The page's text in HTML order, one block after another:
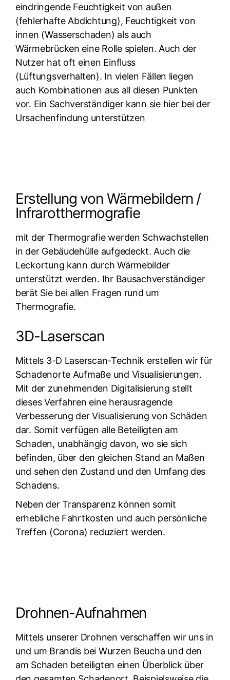
eindringende Feuchtigkeit von außen
(fehlerhafte Abdichtung), Feuchtigkeit von
innen (Wasserschaden) als auch
Wärmebrücken eine Rolle spielen. Auch der
Nutzer hat oft einen Einfluss
(Lüftungsverhalten). In vielen Fällen liegen
auch Kombinationen aus all diesen Punkten
vor. Ein Sachverständiger kann sie hier bei der
Ursachenfindung unterstützen
Erstellung von Wärmebildern /
Infrarotthermografie
mit der Thermografie werden Schwachstellen
in der Gebäudehülle aufgedeckt. Auch die
Leckortung kann durch Wärmebilder
unterstützt werden. Ihr Bausachverständiger
berät Sie bei allen Fragen rund um
Thermografie.
3D-Laserscan
Mittels 3-D Laserscan-Technik erstellen wir für
Schadenorte Aufmaße und Visualisierungen.
Mit der zunehmenden Digitalisierung stellt
dieses Verfahren eine herausragende
Verbesserung der Visualisierung von Schäden
dar. Somit verfügen alle Beteiligten am
Schaden, unabhängig davon, wo sie sich
befinden, über den gleichen Stand an Maßen
und sehen den Zustand und den Umfang des
Schadens.
Neben der Transparenz können somit
erhebliche Fahrtkosten und auch persönliche
Treffen (Corona) reduziert werden.
Drohnen-Aufnahmen
Mittels unserer Drohnen verschaffen wir uns in
und um Brandis bei Wurzen Beucha und den
am Schaden beteiligten einen Überblick über